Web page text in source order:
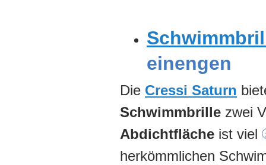
einengen
Die Cressi Saturn
Schwimmbrille zwei
Abdichtfläche ist viel
herkömmlichen